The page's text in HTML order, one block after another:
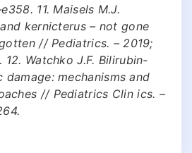
11. Maisels M.J.
kernicterus – not gone
// Pediatrics. – 2019;
12. Watchko J.F. Bilirubin-
mechanisms and
// Pediatrics Clin ics. –